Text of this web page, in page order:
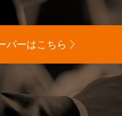
パーはこちら